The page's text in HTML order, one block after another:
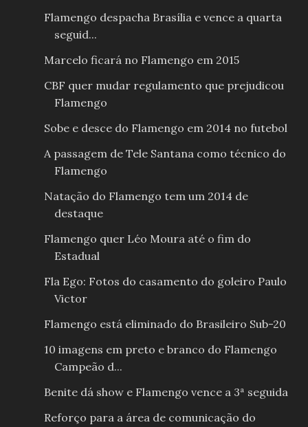
Flamengo despacha Brasília e vence a quarta
seguid...
Marcelo ficará no Flamengo em 2015
CBF quer mudar regulamento que prejudicou
Flamengo
Sobe e desce do Flamengo em 2014 no futebol
A passagem de Tele Santana como técnico do
Flamengo
Natação do Flamengo tem um 2014 de
destaque
Flamengo quer Léo Moura até o fim do
Estadual
Fla Ego: Fotos do casamento do goleiro Paulo
Victor
Flamengo está eliminado do Brasileiro Sub-20
10 imagens em preto e branco do Flamengo
Campeão d...
Benite dá show e Flamengo vence a 3ª seguida
Reforço para a área de comunicação do